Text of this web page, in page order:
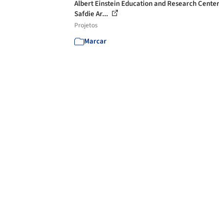
Albert Einstein Education and Research
Safdie Ar...
Projetos
Marcar